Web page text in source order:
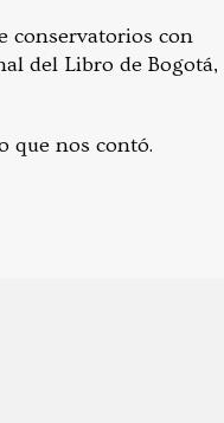
conservatorios con
del Libro de Bogotá,
que nos contó.